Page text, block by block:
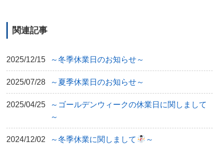
関連記事
2025/12/15 ～冬季休業日のお知らせ～
2025/07/28 ～夏季休業日のお知らせ～
2025/04/25
～ゴールデンウィークの休業日に関しまして
～
2024/12/02 ～冬季休業に関しまして ～